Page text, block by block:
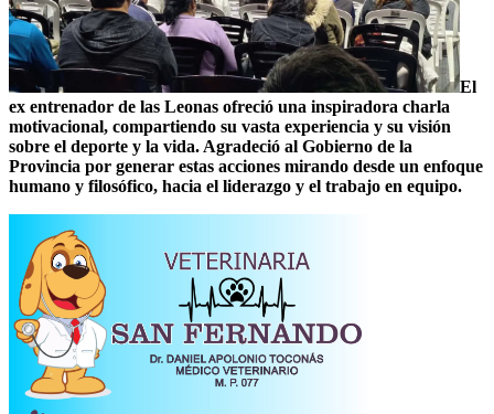
El
ex entrenador de las Leonas ofreció una inspiradora charla
motivacional, compartiendo su vasta experiencia y su visión
sobre el deporte y la vida. Agradeció al Gobierno de la
Provincia por generar estas acciones mirando desde un enfoque
humano y filosófico, hacia el liderazgo y el trabajo en equipo.